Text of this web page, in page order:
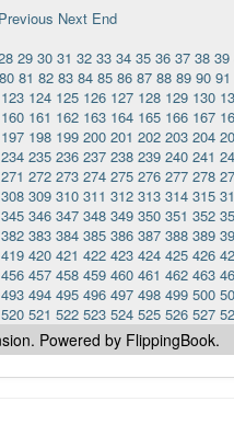
Previous Next End
29 30 31 32 33 34 35 36 37 38 39
80 81 82 83 84 85 86 87 88 89 90 91
123 124 125 126 127 128 129 130
160 161 162 163 164 165 166 167
197 198 199 200 201 202 203 204
234 235 236 237 238 239 240 241
271 272 273 274 275 276 277 278
308 309 310 311 312 313 314 315
345 346 347 348 349 350 351 352
382 383 384 385 386 387 388 389
419 420 421 422 423 424 425 426
456 457 458 459 460 461 462 463
493 494 495 496 497 498 499 500
520 521 522 523 524 525 526 527
Powered by FlippingBook.